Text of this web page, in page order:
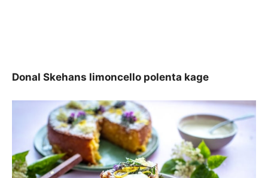
Donal Skehans limoncello polenta kage